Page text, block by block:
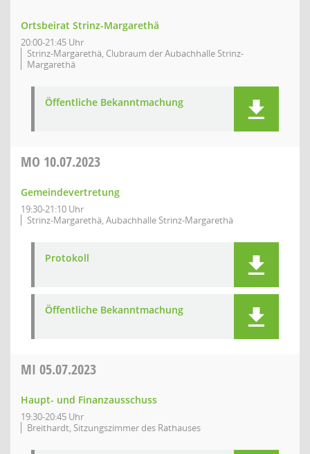
Ortsbeirat Strinz-Margarethä
20:00-21:45 Uhr
Strinz-Margarethä, Clubraum der Aubachhalle Strinz-
Margarethä
Öffentliche Bekanntmachung
MO 10.07.2023
Gemeindevertretung
19:30-21:10 Uhr
Strinz-Margarethä, Aubachhalle Strinz-Margarethä
Protokoll
Öffentliche Bekanntmachung
MI 05.07.2023
Haupt- und Finanzausschuss
19:30-20:45 Uhr
Breithardt, Sitzungszimmer des Rathauses